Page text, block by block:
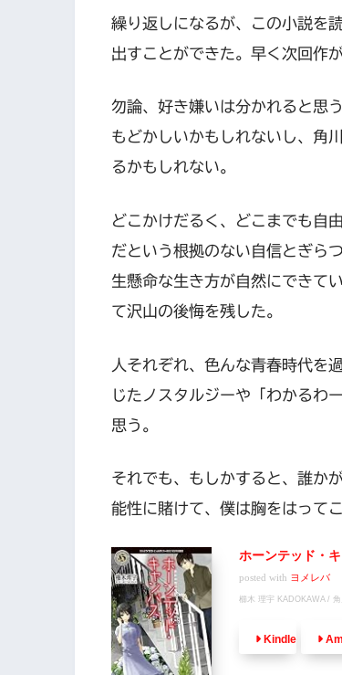
繰り返しになるが、この小説を
出すことができた。早く次回作
勿論、好き嫌いは分かれると思
もどかしいかもしれないし、角
るかもしれない。
どこかけだるく、どこまでも自
だという根拠のない自信とぎら
生懸命な生き方が自然にできて
て沢山の後悔を残した。
人それぞれ、色んな青春時代を
じたノスタルジーや「わかるわ
思う。
それでも、もしかすると、誰か
能性に賭けて、僕は胸をはって
ホーンテッド・
posted with ヨメレバ
櫛木 理宇 KADOKAWA /
Kindle